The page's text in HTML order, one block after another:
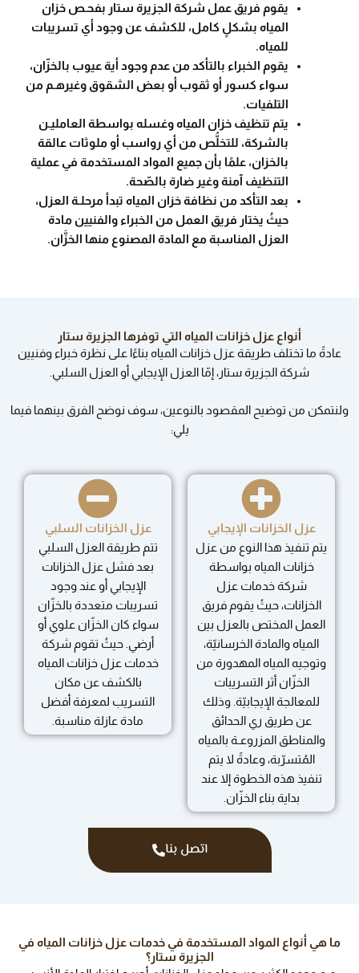
يقوم فريق عمل شركة الجزيرة ستار بفحـص خزان
المياه بشكلٍ كامل، للكشف عن وجود أي تسريبات
للمياه.
يقوم الخبراء بالتأكد من عدم وجود أية عيوب بالخزّان،
سواء كسور أو ثقوب أو بعض الشقوق وغيرهـم من
التلفيات.
يتم تنظيف خزان المياه وغسله بواسطة العامليـن
بالشركة، للتخلُّص من أي رواسب أو ملوثات عالقة
بالخزان، علمًا بأن جميع المواد المستخدمة في عملية
التنظيف آمنة وغير ضارة بالصّحة.
بعد التأكد من نظافة خزان المياه تبدأ مرحلـة العزل،
حيثُ يختار فريق العمل من الخبراء والفنيين مادة
العزل المناسبة مع المادة المصنوع منها الخزَّان.
أنواع عزل خزانات المياه التي توفرها الجزيرة ستار
عادةً ما تختلف طريقة عزل خزانات المياه بناءًا على نظرة خبراء وفنيين
شركة الجزيرة ستار، إمّا العزل الإيجابي أو العزل السلبي.
ولنتمكن من توضيح المقصود بالنوعين، سوف نوضح الفرق بينهما فيما
يلي:
عزل الخزانات الإيجابي
يتم تنفيذ هذا النوع من عزل
خزانات المياه بواسطة
شركة خدمات عزل
الخزانات، حيثُ يقوم فريق
العمل المختص بالعزل بين
المياه والمادة الخرسانيّة،
وتوجيه المياه المهدورة من
الخزّان أثر التسريبات
للمعالجة الإيجابيّة. وذلك
عن طريق ري الحدائق
والمناطق المزروعـة بالمياه
المُتسرّبة، وعادةً لا يتم
تنفيذ هذه الخطوة إلا عند
بداية بناء الخزّان.
عزل الخزانات السلبي
تتم طريقة العزل السلبي
بعد فشل عزل الخزانات
الإيجابي أو عند وجود
تسريبات متعددة بالخزّان
سواء كان الخزّان علوي أو
أرضي. حيثُ تقوم شركة
خدمات عزل خزانات المياه
بالكشف عن مكان
التسريب لمعرفة أفضل
مادة عازلة مناسبة.
اتصل بنا
ما هي أنواع المواد المستخدمة في خدمات عزل خزانات المياه في
الجزيرة ستار؟